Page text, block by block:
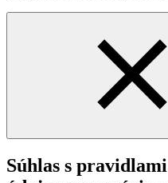
Súhlas s